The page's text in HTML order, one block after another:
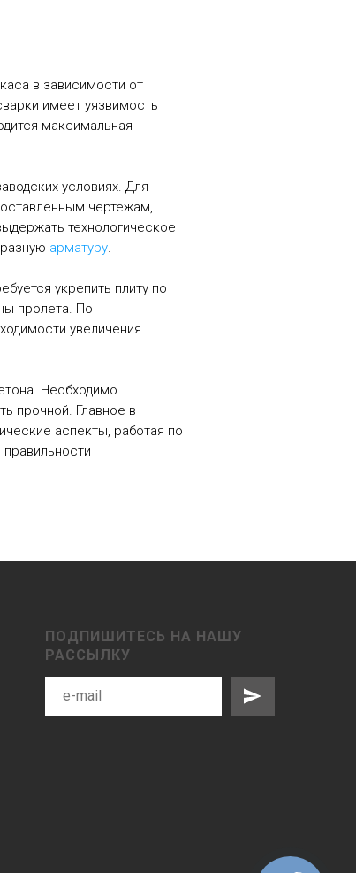
в зависимости от
имеет уязвимость
максимальная
условиях. Для
чертежам,
технологическое
арматуру.
укрепить плиту по
пролета. По
увеличения
Необходимо
прочной. Главное в
аспекты, работая по
ПОДПИШИТЕСЬ НА НАШУ
РАССЫЛКУ